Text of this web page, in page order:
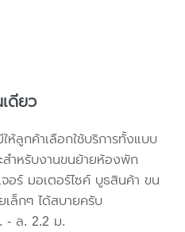
ดียว
ห้ลูกค้าเลือกใช้บริการทั้งแบบ
ำหรับงานขนย้ายห้องพัก
อร์ มอเตอร์ไซค์ บูธสินค้า ขน
ล็กๆ ได้สบายครับ
- ล. 2.2 ม.